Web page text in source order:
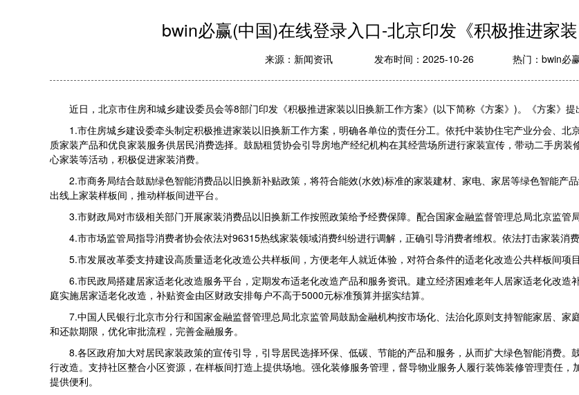
bwin必赢(中国)在线登录入口-北京印发《积极推进家
来源： 新闻资讯 发布时间：2025-10-26 热门： bwin必
近日，北京市住房和城乡建设委员会等8部门印发《积极推进家装以旧换新工作方案》(以下简称《方案》)。《方案》提
1.市住房城乡建设委牵头制定积极推进家装以旧换新工作方案，明确各单位的责任分工。依托中装协住宅产业分会、北
质家装产品和优良家装服务供居民消费选择。鼓励租赁协会引导房地产经纪机构在其经营场所进行家装宣传，带动二手房
心家装等活动，积极促进家装消费。
2.市商务局结合鼓励绿色智能消费品以旧换新补贴政策，将符合能效(水效)标准的家装建材、家电、家居等绿色智能产
出线上家装样板间，推动样板间进平台。
3.市财政局对市级相关部门开展家装消费品以旧换新工作按照政策给予经费保障。配合国家金融监督管理总局北京监管
4.市市场监管局指导消费者协会依法对96315热线家装领域消费纠纷进行调解，正确引导消费者维权。依法打击家装消
5.市发展改革委支持建设高质量适老化改造公共样板间，方便老年人就近体验，对符合条件的适老化改造公共样板间项
6.市民政局搭建居家适老化改造服务平台，定期发布适老化改造产品和服务资讯。建立经济困难老年人居家适老化改造
庭实施居家适老化改造，补贴资金由区财政安排每户不高于5000元标准预算并据实结算。
7.中国人民银行北京市分行和国家金融监督管理总局北京监管局鼓励金融机构按市场化、法治化原则支持智能家居、家
和还款期限，优化审批流程，完善金融服务。
8.各区政府加大对居民家装政策的宣传引导，引导居民选择环保、低碳、节能的产品和服务，从而扩大绿色智能消费。
行改造。支持社区整合小区资源，在样板间打造上提供场地。强化装修服务管理，督导物业服务人履行装饰装修管理责任
提供便利。